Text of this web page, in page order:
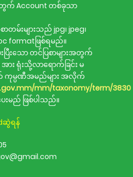
က် Account တစ်ခုသာ
မ်းများသည် jpg၊ jpeg၊
formatဖြစ်ရမည်။
းသော တင်ပြစာများအတွက်
ရုံးသို့လာရောက်ခြင်း မ
မ္ပဏီအမည်များ အလိုက်
mm/taxonomy/term/3830
းမည် ဖြစ်ပါသည်။
ဆွဲရန်